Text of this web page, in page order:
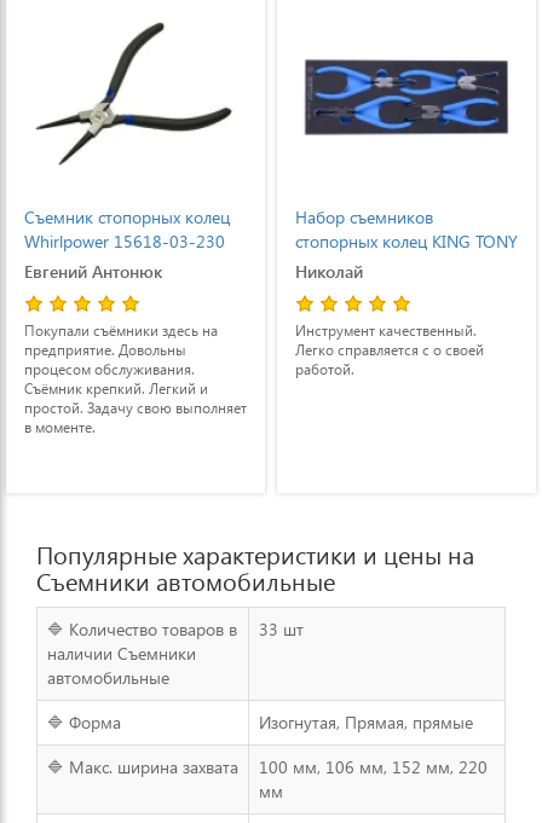
Съемник стопорных колец
Whirlpower 15618-03-230
сжим
Евгений Антонюк
Покупали съёмники здесь на
предприятие. Довольны
процесом обслуживания.
Съёмник крепкий. Легкий и
простой. Задачу свою выполняет
в моменте.
Набор съемников
стопорных колец KING TONY
4 ед.
Николай
Инструмент качественный.
Легко справляется с о своей
работой.
Популярные характеристики и цены на
Съемники автомобильные
🔷 Количество товаров в
наличии Съемники
автомобильные
33 шт
🔷 Форма
Изогнутая, Прямая, прямые
🔷 Макс. ширина захвата
100 мм, 106 мм, 152 мм, 220
мм